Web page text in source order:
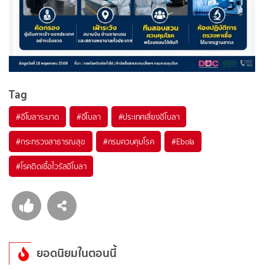
Tag
#อีโบลาระบาด #อีโบลา #ประเทศเสี่ยงอีโบลา
#กระทรวงสาธารณสุข #กรมควบคุมโรค #Ebola
#โรคติดเชื้อไวรัสอีโบลา
ยอดนิยมในตอนนี้